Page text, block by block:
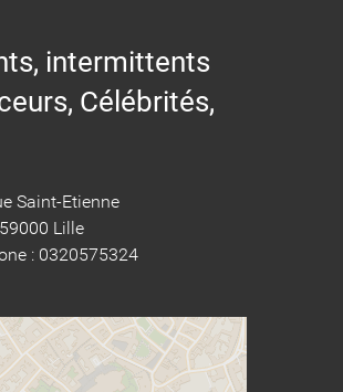
intermittents
Célébrités,
Saint-Etienne
59000 Lille
: 0320575324